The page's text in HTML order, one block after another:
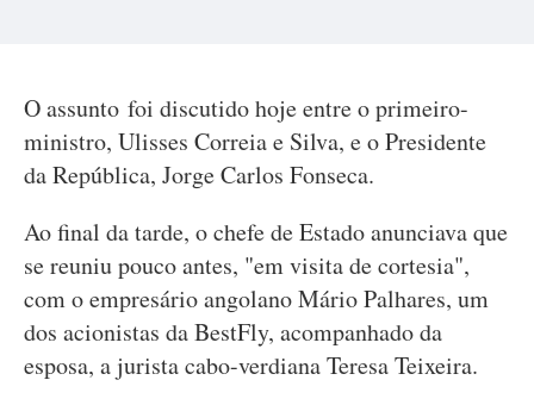
O assunto foi discutido hoje entre o primeiro-
ministro, Ulisses Correia e Silva, e o Presidente
da República, Jorge Carlos Fonseca.
Ao final da tarde, o chefe de Estado anunciava que
se reuniu pouco antes, "em visita de cortesia",
com o empresário angolano Mário Palhares, um
dos acionistas da BestFly, acompanhado da
esposa, a jurista cabo-verdiana Teresa Teixeira.